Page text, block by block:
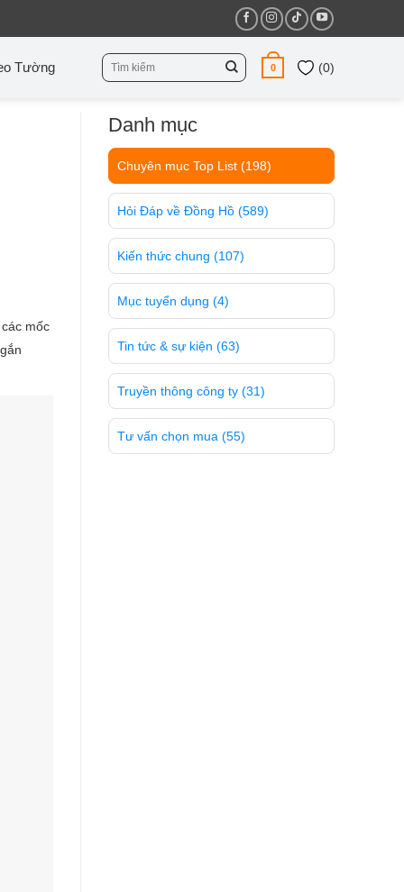
Tường
Tìm
kiếm:
0 (0)
mốc
Danh mục
Chuyên mục Top List (198)
Hỏi Đáp về Đồng Hồ (589)
Kiến thức chung (107)
Mục tuyển dụng (4)
Tin tức & sự kiện (63)
Truyền thông công ty (31)
Tư vấn chọn mua (55)